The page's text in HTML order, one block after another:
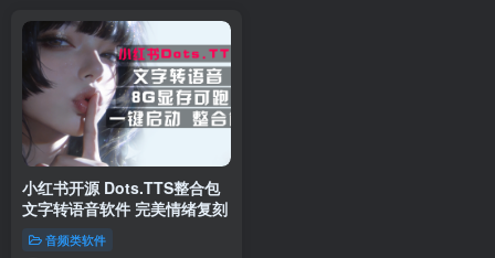
小红书开源 Dots.TTS整合包
文字转语音软件 完美情绪复刻
音频类软件